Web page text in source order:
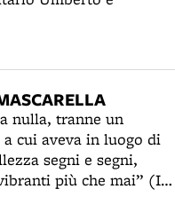
nulla, tranne un
cui aveva in luogo di
segni e segni,
più che mai” (I.